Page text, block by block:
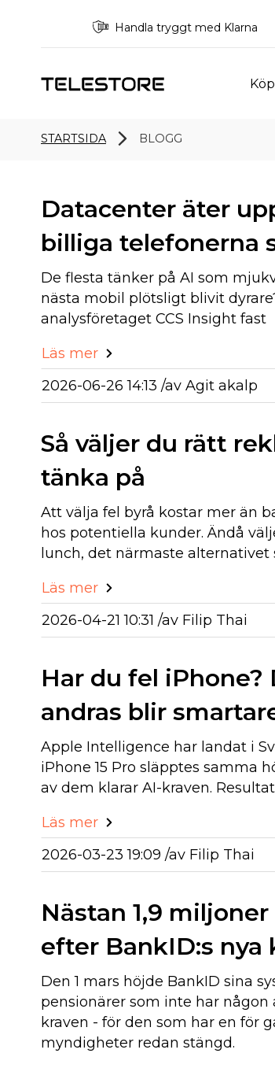
Handla tryggt med Klarna
STARTSIDA BLOGG
Datacenter äter
billiga telefonerna
De flesta tänker på AI som
nästa mobil plötsligt blivit
analysföretaget CCS Insight fast
2026-06-26 14:13 /av Agit akalp
Läs mer
Så väljer du rätt
tänka på
Att välja fel byrå kostar mer än
hos potentiella kunder. Ändå
lunch, det närmaste alternativet
2026-04-21 10:31 /av Filip Thai
Läs mer
Har du fel
andras blir
Apple Intelligence har landat i
iPhone 15 Pro släpptes samma
av dem klarar AI-kraven.
2026-03-23 19:09 /av Filip Thai
Läs mer
Nästan 1,9
efter BankID:s nya
Den 1 mars höjde BankID sina
pensionärer som inte har
kraven - för den som har en för
myndigheter redan stängd.